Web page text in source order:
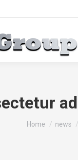
You are here:
Home news